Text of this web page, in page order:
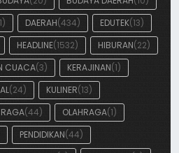
DAERAH(434) EDUTEK(13)
HEADLINE(1532) HIBURAN(22)
CUACA(3) KERAJINAN(1)
(24) KULINER(13)
(44) OLAHRAGA(1)
PENDIDIKAN(44)